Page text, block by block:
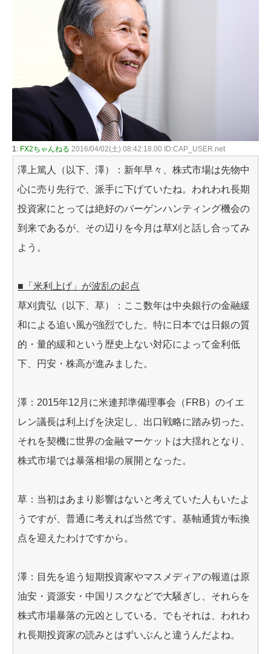
1: FX2ちゃんねる 2016/04/02(土) 08:42:18.00 ID:CAP_USER.net
澤上篤人（以下、澤）：新年早々、株式市場は先物中
心に売り先行で、派手に下げていたね。われわれ長期
投資家にとっては絶好のバーゲンハンティング機会の
到来であるが、その辺りを今月は草刈と話し合ってみ
よう。
■「米利上げ」が波乱の起点
草刈貴弘（以下、草）：ここ数年は中央銀行の金融緩
和による追い風が強烈でした。特に日本では日銀の質
的・量的緩和という歴史上ない対応によって金利低
下、円安・株高が進みました。
澤：2015年12月に米連邦準備理事会（FRB）のイエ
レン議長は利上げを決定し、出口戦略に踏み切った。
それを契機に世界の金融マーケットは大揺れとなり、
株式市場では暴落相場の展開となった。
草：当初はあまり影響はないと考えていた人もいたよ
うですが、普通に考えれば当然です。基軸通貨が転換
点を迎えたわけですから。
澤：目先を追う短期投資家やマスメディアの報道は原
油安・資源安・中国リスクなどで大騒ぎし、それらを
株式市場暴落の元凶としている。でもそれは、われわ
れ長期投資家の読みとはずいぶんと違うんだよね。